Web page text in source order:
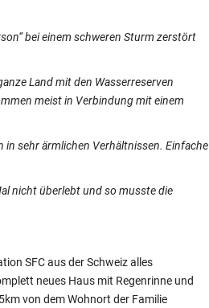
“ bei einem schweren Sturm zerstört
Land mit den Wasserreserven
meist in Verbindung mit einem
in sehr ärmlichen Verhältnissen. Einfache
nicht überlebt und so musste die
SFC aus der Schweizalles
neues Haus mit Regenrinne und
von dem Wohnort der Familie